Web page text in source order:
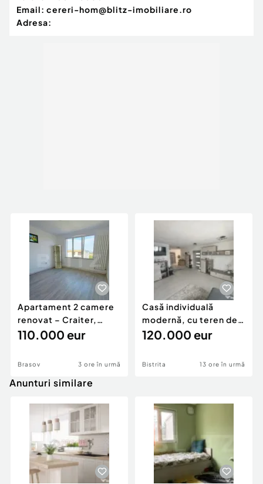
Email: cereri-hom@blitz-imobiliare.ro
Adresa:
Apartament 2 camere
renovat – Craiter,
Brașov | 55 mp | E
110.000 eur
Brasov 3 ore în urmă
Casă individuală
modernă, cu teren de
1.356 mp – la doa
120.000 eur
Bistrita 13 ore în urmă
Anunturi similare